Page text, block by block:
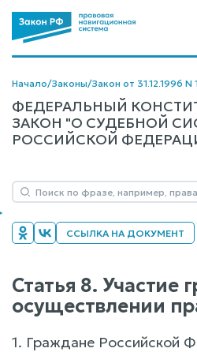
Начало/Законы/Закон от 31.12.1996
ФЕДЕРАЛЬНЫЙ
ЗАКОН "О СУДЕБНОЙ
РОССИЙСКОЙ
ССЫЛКА НА ДОКУМЕНТ
Статья 8. Участие
осуществлении
1. Граждане Российской